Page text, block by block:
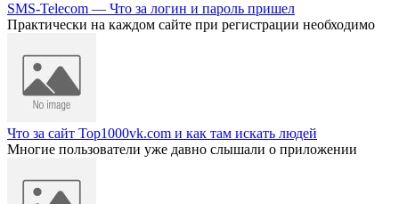
SMS-Telecom — Что за логин и пароль пришел
Практически на каждом сайте при регистрации необходимо
Что за сайт Top1000vk.com и как там искать людей
Многие пользователи уже давно слышали о приложении